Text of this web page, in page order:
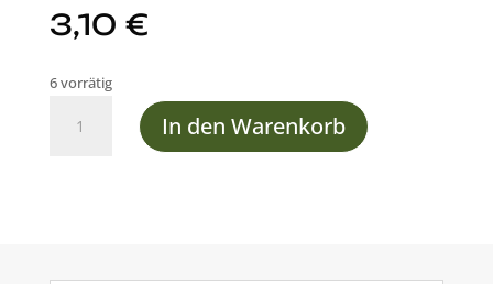
3,10 €
6 vorrätig
Fusilli
In den Warenkorb